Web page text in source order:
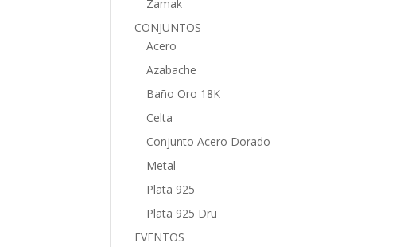
Zamak
CONJUNTOS
Acero
Azabache
Baño Oro 18K
Celta
Conjunto Acero Dorado
Metal
Plata 925
Plata 925 Dru
EVENTOS